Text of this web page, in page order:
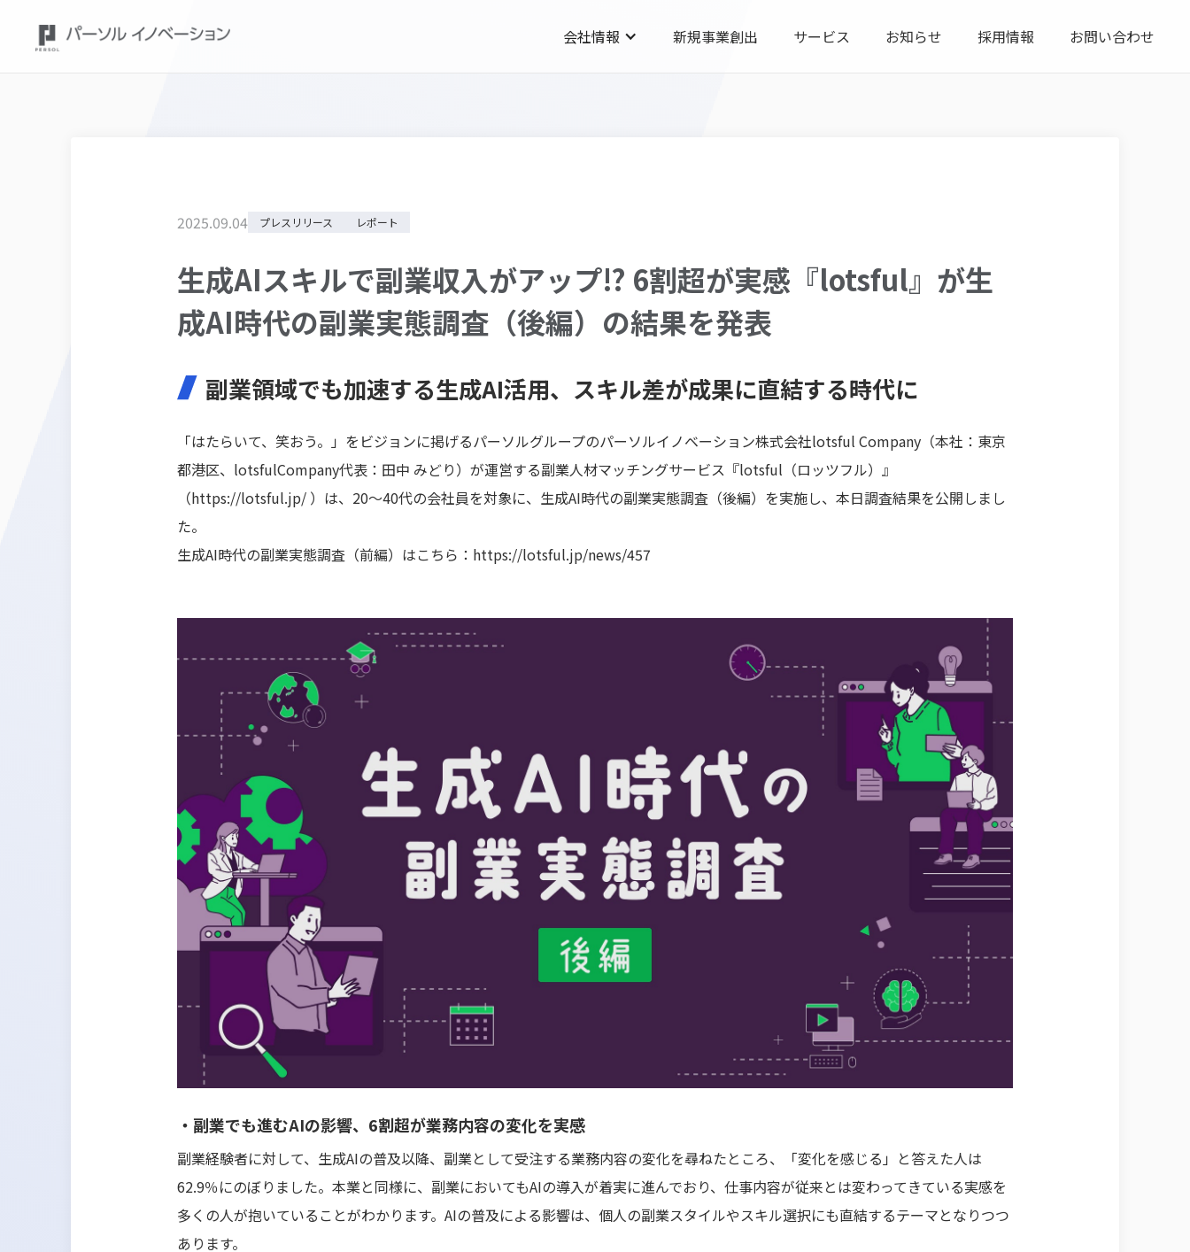
会社情報 新規事業創出 サービス お知らせ 採用情報 お問い合わせ
2025.09.04 プレスリリース レポート
生成AIスキルで副業収入がアップ⁉ 6割超が実感『lotsful』が生
成AI時代の副業実態調査（後編）の結果を発表
副業領域でも加速する生成AI活用、スキル差が成果に直結する時代に
「はたらいて、笑おう。」をビジョンに掲げるパーソルグループのパーソルイノベーション株式会社lotsful Company（本社：東京
都港区、lotsfulCompany代表：田中 みどり）が運営する副業人材マッチングサービス『lotsful（ロッツフル）』
（https://lotsful.jp/ ）は、20～40代の会社員を対象に、生成AI時代の副業実態調査（後編）を実施し、本日調査結果を公開しまし
た。
生成AI時代の副業実態調査（前編）はこちら： https://lotsful.jp/news/457
・副業でも進むAIの影響、6割超が業務内容の変化を実感
副業経験者に対して、生成AIの普及以降、副業として受注する業務内容の変化を尋ねたところ、「変化を感じる」と答えた人は
62.9％にのぼりました。本業と同様に、副業においてもAIの導入が着実に進んでおり、仕事内容が従来とは変わってきている実感を
多くの人が抱いていることがわかります。AIの普及による影響は、個人の副業スタイルやスキル選択にも直結するテーマとなりつつ
あります。